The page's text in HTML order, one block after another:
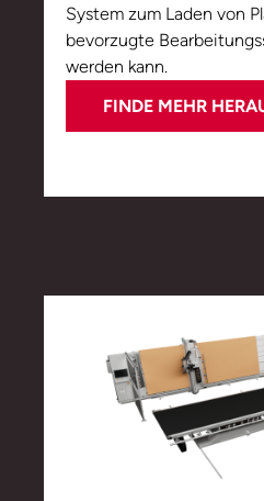
System zum Laden von
bevorzugte
werden kann.
FINDE MEHR